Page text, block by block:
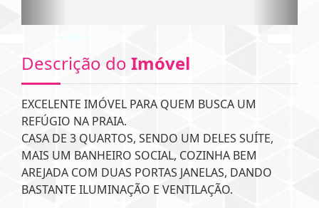
Descrição do Imóvel
EXCELENTE IMÓVEL PARA QUEM BUSCA UM
REFÚGIO NA PRAIA.
CASA DE 3 QUARTOS, SENDO UM DELES SUÍTE,
MAIS UM BANHEIRO SOCIAL, COZINHA BEM
AREJADA COM DUAS PORTAS JANELAS, DANDO
BASTANTE ILUMINAÇÃO E VENTILAÇÃO.